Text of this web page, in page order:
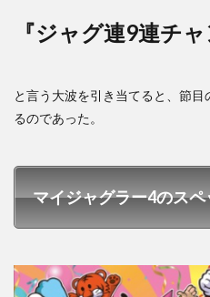
『ジャグ連9連チャ
と言う大波を引き当てると、節目
るのであった。
マイジャグラー4のスペ